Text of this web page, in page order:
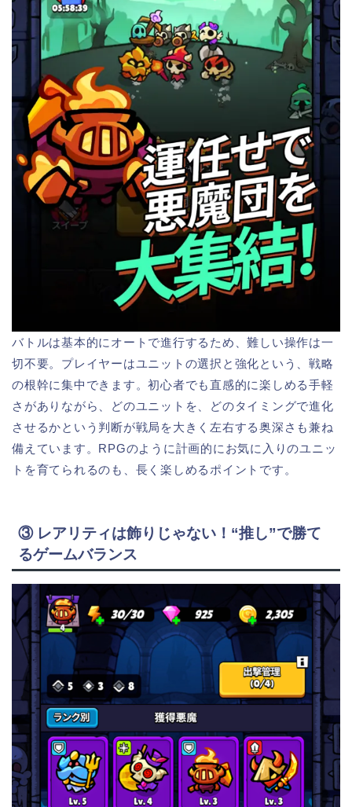
バトルは基本的にオートで進行するため、難しい操作は一
切不要。プレイヤーはユニットの選択と強化という、戦略
の根幹に集中できます。初心者でも直感的に楽しめる手軽
さがありながら、どのユニットを、どのタイミングで進化
させるかという判断が戦局を大きく左右する奥深さも兼ね
備えています。RPGのように計画的にお気に入りのユニッ
トを育てられるのも、長く楽しめるポイントです。
③ レアリティは飾りじゃない！“推し”で勝て
るゲームバランス